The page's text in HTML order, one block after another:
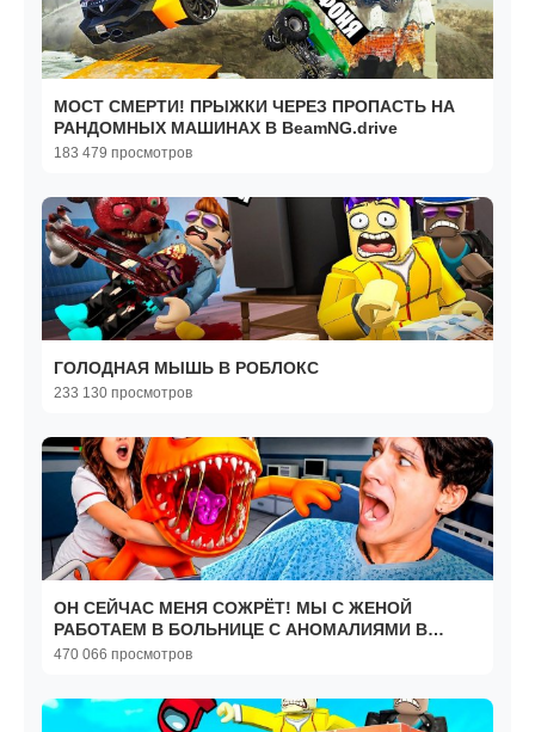
МОСТ СМЕРТИ! ПРЫЖКИ ЧЕРЕЗ ПРОПАСТЬ НА
РАНДОМНЫХ МАШИНАХ В BeamNG.drive
183 479 просмотров
ГОЛОДНАЯ МЫШЬ В РОБЛОКС
233 130 просмотров
ОН СЕЙЧАС МЕНЯ СОЖРЁТ! МЫ С ЖЕНОЙ
РАБОТАЕМ В БОЛЬНИЦЕ С АНОМАЛИЯМИ В
ROBLOX!
470 066 просмотров